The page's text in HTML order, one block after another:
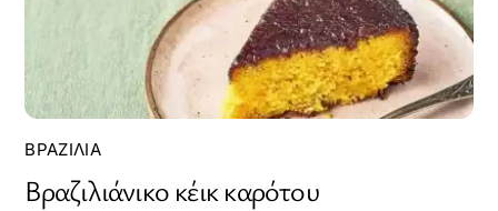
ΒΡΑΖΙΛΊΑ
Βραζιλιάνικο κέικ καρότου